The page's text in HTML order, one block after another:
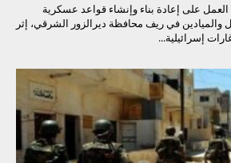
العمل على إعادة بناء وإنشاء قواعد عسكرية
والميادين في ريف محافظة ديرالزور الشرقي، إثر
إسرائيلية...